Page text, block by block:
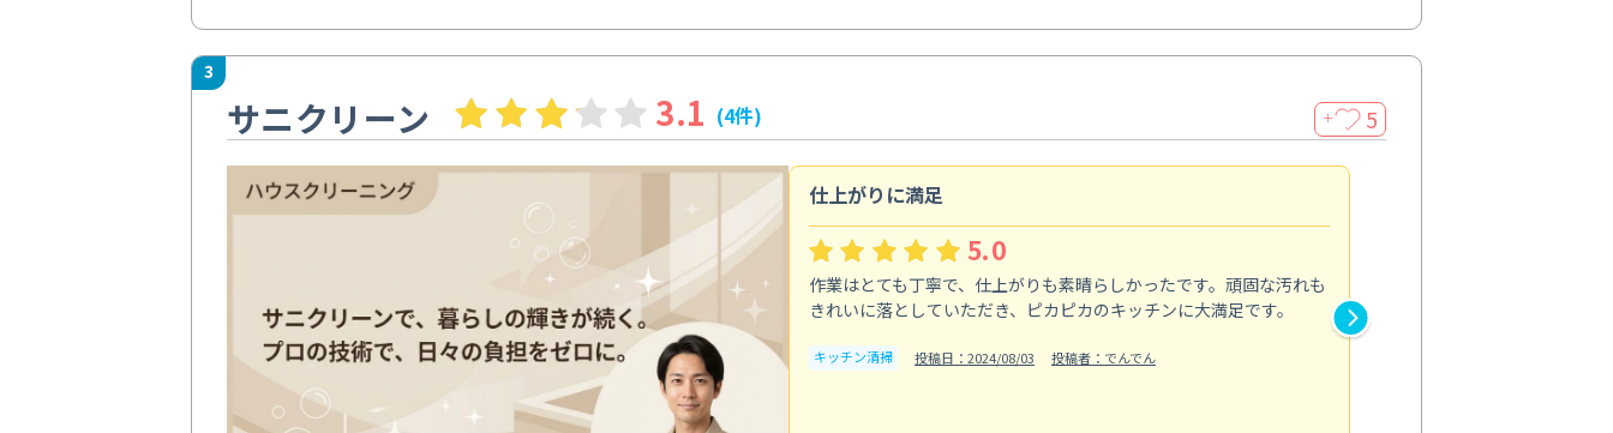
3
サニクリーン 3.1 (4件) ＋ 5
仕上がりに満足
5.0
作業はとても丁寧で、仕上がりも素晴らしかったです。頑固な汚れも
きれいに落としていただき、ピカピカのキッチンに大満足です。
キッチン清掃 投稿日：2024/08/03 投稿者：でんでん